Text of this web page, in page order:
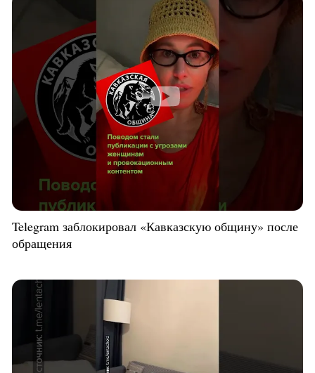
Telegram заблокировал «Кавказскую общину» после
обращения